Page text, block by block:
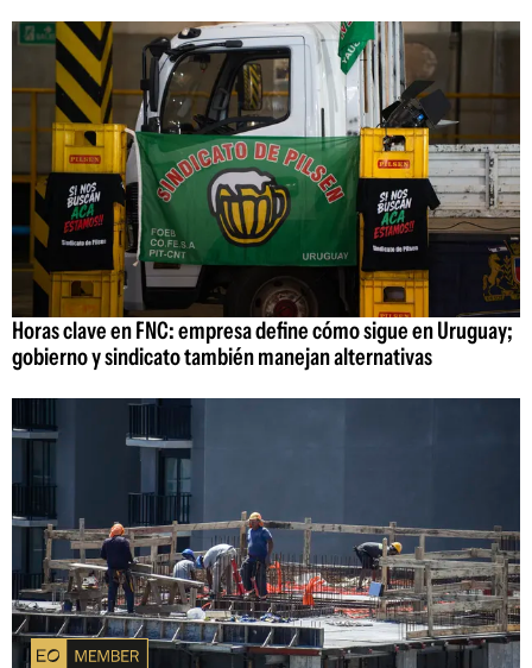
Horas clave en FNC: empresa define cómo sigue en Uruguay;
gobierno y sindicato también manejan alternativas